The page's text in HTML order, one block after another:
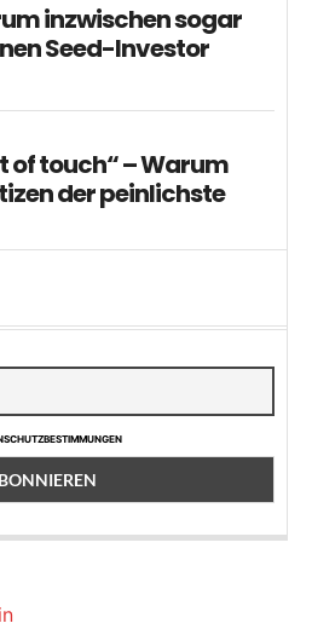
inzwischen sogar
Seed-Investor
of touch“ – Warum
der peinlichste